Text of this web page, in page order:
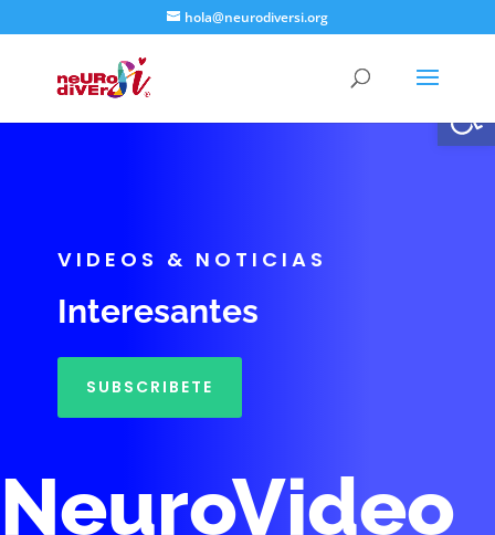
hola@neurodiversi.org
VIDEOS & NOTICIAS
Interesantes
SUBSCRIBETE
NeuroVideo